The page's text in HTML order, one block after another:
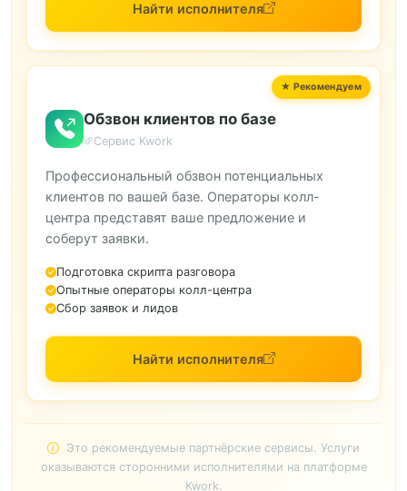
Найти исполнителя
Обзвон клиентов по базе
Сервис Kwork
Профессиональный обзвон потенциальных
клиентов по вашей базе. Операторы колл-
центра представят ваше предложение и
соберут заявки.
Подготовка скрипта разговора
Опытные операторы колл-центра
Сбор заявок и лидов
Найти исполнителя
Это рекомендуемые партнёрские сервисы. Услуги
оказываются сторонними исполнителями на платформе
Kwork.